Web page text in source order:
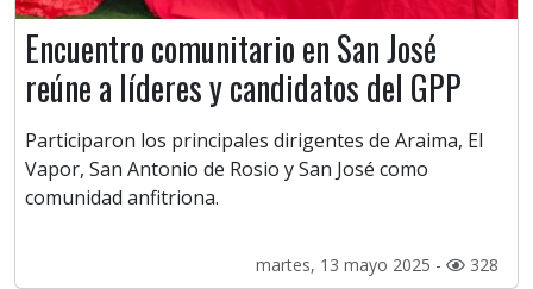
Encuentro comunitario en San José
reúne a líderes y candidatos del GPP
Participaron los principales dirigentes de Araima, El
Vapor, San Antonio de Rosio y San José como
comunidad anfitriona.
martes, 13 mayo 2025 - 328